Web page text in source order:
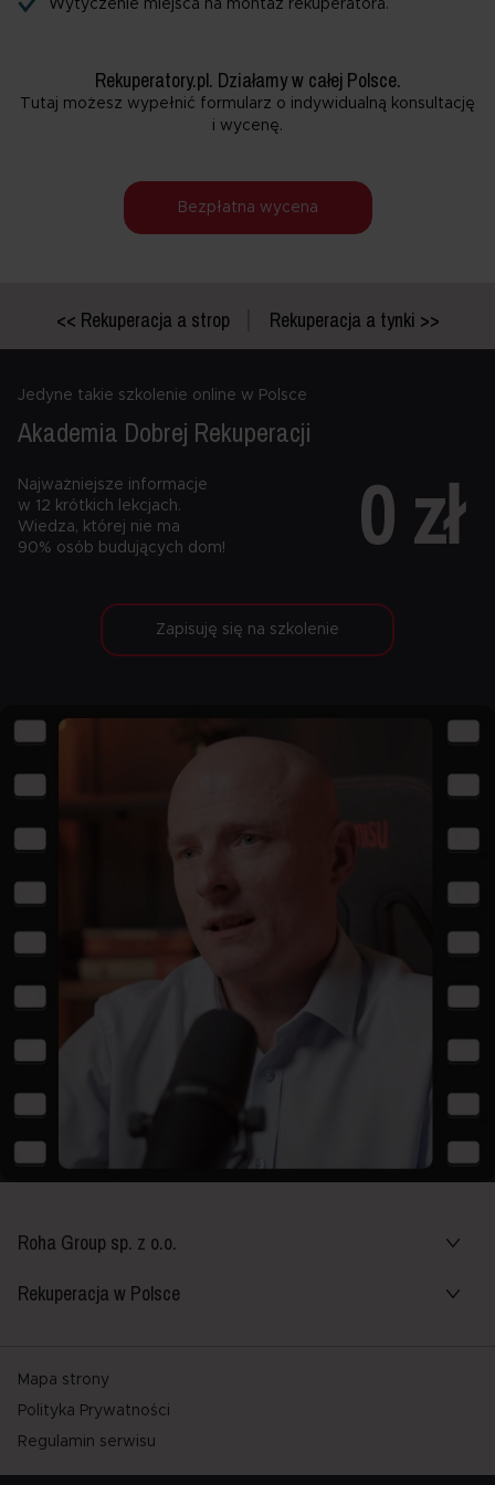
Wytyczenie miejsca na montaż rekuperatora.
Rekuperatory.pl. Działamy w całej Polsce.
Tutaj możesz wypełnić formularz o indywidualną konsultację
i wycenę.
Bezpłatna wycena
<< Rekuperacja a strop Rekuperacja a tynki >>
Jedyne takie szkolenie online w Polsce
Akademia Dobrej Rekuperacji
Najważniejsze informacje
w 12 krótkich lekcjach.
Wiedza, której nie ma
90% osób budujących dom!
0 zł
Zapisuję się na szkolenie
Roha Group sp. z o.o.
Rekuperacja w Polsce
Mapa strony
Polityka Prywatności
Regulamin serwisu